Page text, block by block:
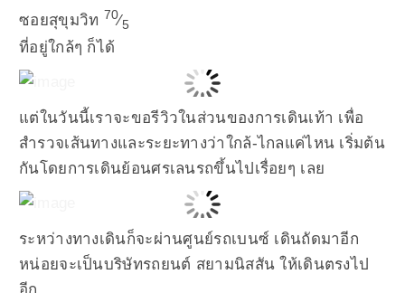
ซอยสุขุมวิท 70⁄5
ที่อยู่ใกล้ๆ ก็ได้
แต่ในวันนี้เราจะขอรีวิวในส่วนของการเดินเท้า เพื่อ
สำรวจเส้นทางและระยะทางว่าใกล้-ไกลแค่ไหน เริ่มต้น
กันโดยการเดินย้อนศรเลนรถขึ้นไปเรื่อยๆ เลย
ระหว่างทางเดินก็จะผ่านศูนย์รถเบนซ์ เดินถัดมาอีก
หน่อยจะเป็นบริษัทรถยนต์ สยามนิสสัน ให้เดินตรงไป